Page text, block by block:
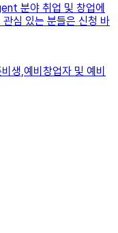
분야 취업 및 창업에
심 있는 분들은 신청 바
생,예비창업자 및 예비